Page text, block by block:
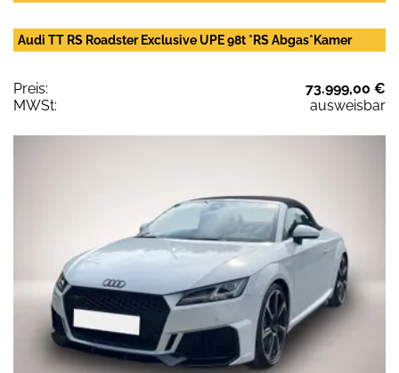
Audi TT RS Roadster Exclusive UPE 98t *RS Abgas*Kamer
Preis:
73.999,00 €
MWSt:
ausweisbar